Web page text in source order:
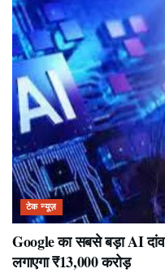
टेक न्यूज़
Google का सबसे बड़ा AI दांव!
लगाएगा ₹13,000 करोड़